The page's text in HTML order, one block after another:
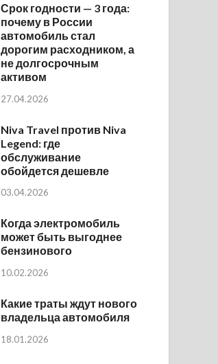
Срок годности — 3 года:
почему в России
автомобиль стал
дорогим расходником, а
не долгосрочным
активом
27.04.2026
Niva Travel против Niva
Legend: где
обслуживание
обойдется дешевле
03.04.2026
Когда электромобиль
может быть выгоднее
бензинового
10.02.2026
Какие траты ждут нового
владельца автомобиля
18.01.2026